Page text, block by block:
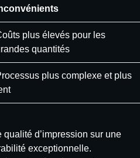
plus élevés pour les
quantités
plus complexe et plus
d’impression sur une
exceptionnelle.